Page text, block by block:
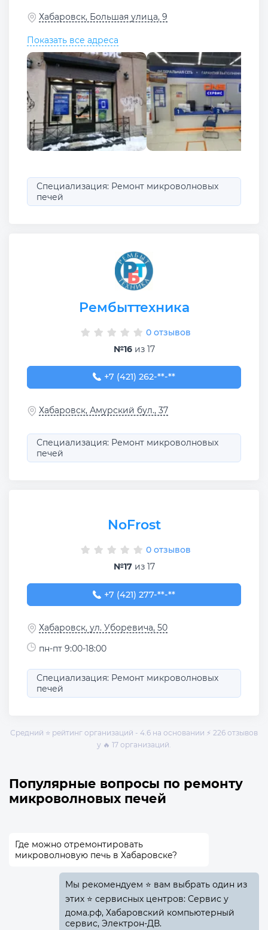
Хабаровск, Большая улица, 9
Показать все адреса
Специализация: Ремонт микроволновых
печей
Рембыттехника
0 отзывов
№16из 17
+7 (421) 262-00-23
+7 (421) 262-**-**
Хабаровск, Амурский бул., 37
Специализация: Ремонт микроволновых
печей
NoFrost
0 отзывов
№17из 17
+7 (421) 277-88-60
+7 (421) 277-**-**
Хабаровск, ул. Уборевича, 50
пн-пт 9:00-18:00
Специализация: Ремонт микроволновых
печей
Средний ⭐ рейтинг организаций - 4.6 на основании ⚡ 226 отзывов
у 🔥 17 организаций.
Популярные вопросы по ремонту
микроволновых печей
Где можно отремонтировать
микроволновую печь в Хабаровске?
Мы рекомендуем ⭐ вам выбрать один из
этих ⭐ сервисных центров: Сервис у
дома.рф, Хабаровский компьютерный
сервис, Электрон-ДВ.